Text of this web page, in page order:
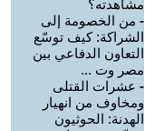
مشاهدته؟
- من الخصومة إلى
الشراكة: كيف توسّع
التعاون الدفاعي بين
مصر وت ...
- عشرات القتلى
ومخاوف من انهيار
الهدنة: الحوثيون